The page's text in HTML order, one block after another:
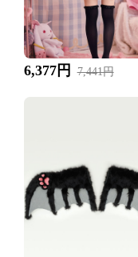
6,377円 7,441円